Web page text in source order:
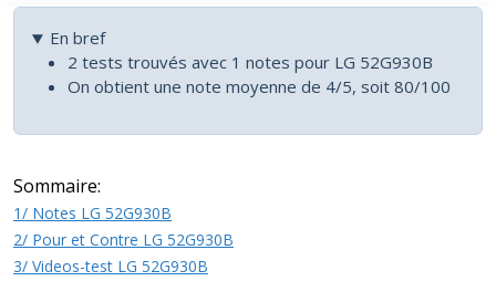
En bref
2 tests trouvés avec 1 notes pour LG 52G930B
On obtient une note moyenne de 4/5, soit 80/100
Sommaire:
1/ Notes LG 52G930B
2/ Pour et Contre LG 52G930B
3/ Videos-test LG 52G930B